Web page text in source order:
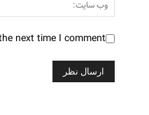
next time I comment.